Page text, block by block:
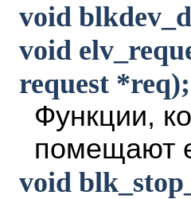
void
void
request *req);
Функции,
помещают
void